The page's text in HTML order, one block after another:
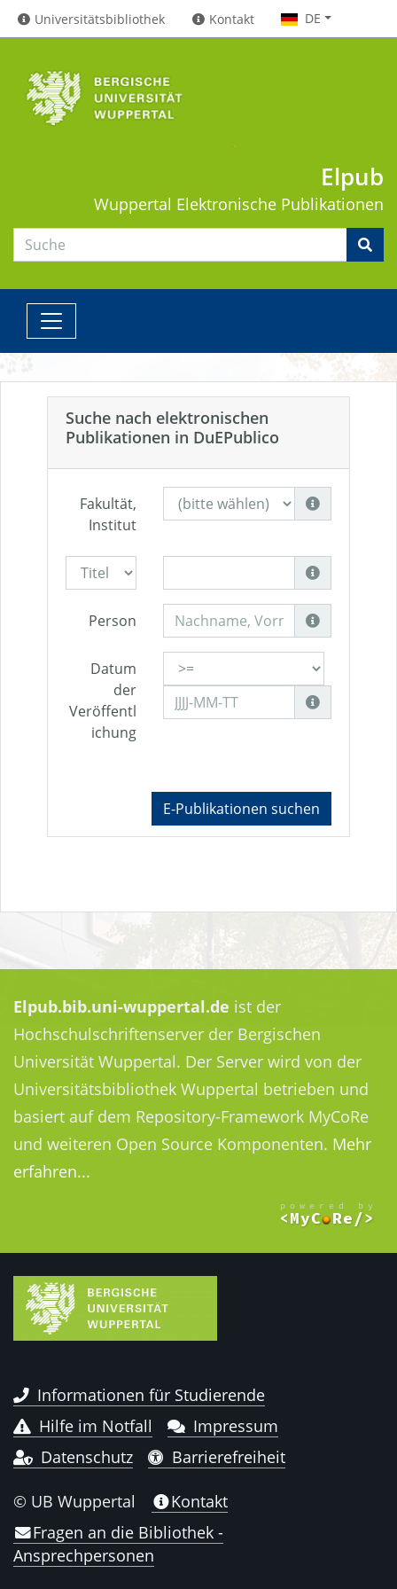
Universitätsbibliothek Kontakt DE
Elpub
Wuppertal Elektronische Publikationen
Suche nach elektronischen
Publikationen in DuEPublico
Fakultät,
Institut
Person
Datum
der
Veröffentl
ichung
E-Publikationen suchen
Elpub.bib.uni-wuppertal.de ist der
Hochschulschriftenserver der Bergischen
Universität Wuppertal. Der Server wird von der
Universitätsbibliothek Wuppertal betrieben und
basiert auf dem Repository-Framework MyCoRe
und weiteren Open Source Komponenten. Mehr
erfahren...
Informationen für Studierende
Hilfe im Notfall
Impressum
Datenschutz
Barrierefreiheit
© UB Wuppertal
Kontakt
Fragen an die Bibliothek -
Ansprechpersonen